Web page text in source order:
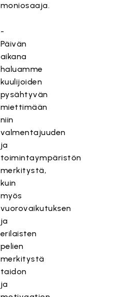
moniosaaja.
-
Päivän
aikana
haluamme
kuulijoiden
pysähtyvän
miettimään
niin
valmentajuuden
ja
toimintaympäristön
merkitystä,
kuin
myös
vuorovaikutuksen
ja
erilaisten
pelien
merkitystä
taidon
ja